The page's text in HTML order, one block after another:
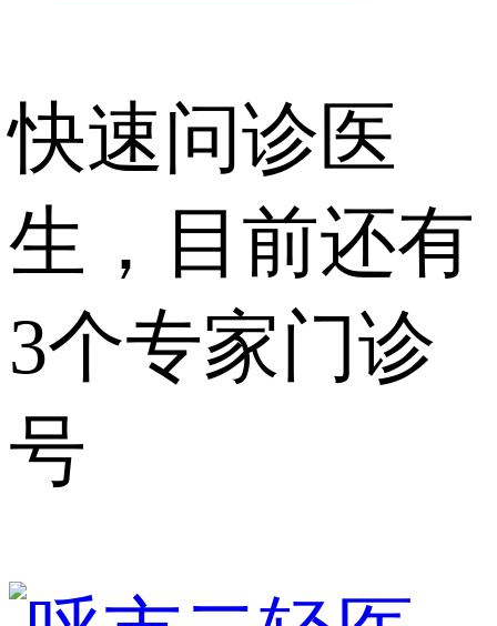
快速问诊医
生，目前还有
3个专家门诊
号